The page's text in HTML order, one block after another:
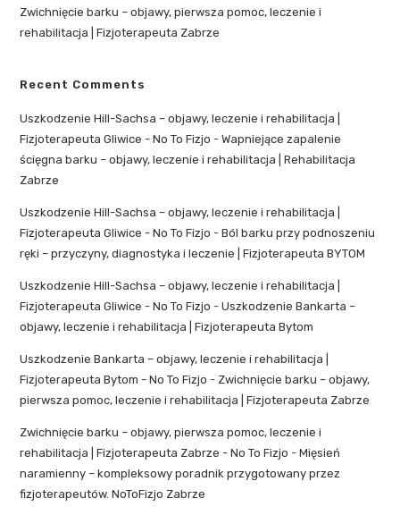
Zwichnięcie barku – objawy, pierwsza pomoc, leczenie i
rehabilitacja | Fizjoterapeuta Zabrze
Recent Comments
Uszkodzenie Hill-Sachsa – objawy, leczenie i rehabilitacja |
Fizjoterapeuta Gliwice - No To Fizjo -Wapniejące zapalenie
ścięgna barku – objawy, leczenie i rehabilitacja | Rehabilitacja
Zabrze
Uszkodzenie Hill-Sachsa – objawy, leczenie i rehabilitacja |
Fizjoterapeuta Gliwice - No To Fizjo -Ból barku przy podnoszeniu
ręki – przyczyny, diagnostyka i leczenie | Fizjoterapeuta BYTOM
Uszkodzenie Hill-Sachsa – objawy, leczenie i rehabilitacja |
Fizjoterapeuta Gliwice - No To Fizjo -Uszkodzenie Bankarta –
objawy, leczenie i rehabilitacja | Fizjoterapeuta Bytom
Uszkodzenie Bankarta – objawy, leczenie i rehabilitacja |
Fizjoterapeuta Bytom - No To Fizjo - Zwichnięcie barku – objawy,
pierwsza pomoc, leczenie i rehabilitacja | Fizjoterapeuta Zabrze
Zwichnięcie barku – objawy, pierwsza pomoc, leczenie i
rehabilitacja | Fizjoterapeuta Zabrze - No To Fizjo -Mięsień
naramienny – kompleksowy poradnik przygotowany przez
fizjoterapeutów. NoToFizjo Zabrze